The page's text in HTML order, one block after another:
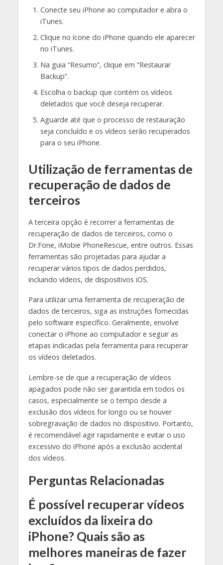
Conecte seu iPhone ao computador e abra o
iTunes.
Clique no ícone do iPhone quando ele aparecer
no iTunes.
Na guia “Resumo”, clique em “Restaurar
Backup”.
Escolha o backup que contém os vídeos
deletados que você deseja recuperar.
Aguarde até que o processo de restauração
seja concluído e os vídeos serão recuperados
para o seu iPhone.
Utilização de ferramentas de
recuperação de dados de
terceiros
A terceira opção é recorrer a ferramentas de
recuperação de dados de terceiros, como o
Dr.Fone, iMobie PhoneRescue, entre outros. Essas
ferramentas são projetadas para ajudar a
recuperar vários tipos de dados perdidos,
incluindo vídeos, de dispositivos iOS.
Para utilizar uma ferramenta de recuperação de
dados de terceiros, siga as instruções fornecidas
pelo software específico. Geralmente, envolve
conectar o iPhone ao computador e seguir as
etapas indicadas pela ferramenta para recuperar
os vídeos deletados.
Lembre-se de que a recuperação de vídeos
apagados pode não ser garantida em todos os
casos, especialmente se o tempo desde a
exclusão dos vídeos for longo ou se houver
sobregravação de dados no dispositivo. Portanto,
é recomendável agir rapidamente e evitar o uso
excessivo do iPhone após a exclusão acidental
dos vídeos.
Perguntas Relacionadas
É possível recuperar vídeos
excluídos da lixeira do
iPhone? Quais são as
melhores maneiras de fazer